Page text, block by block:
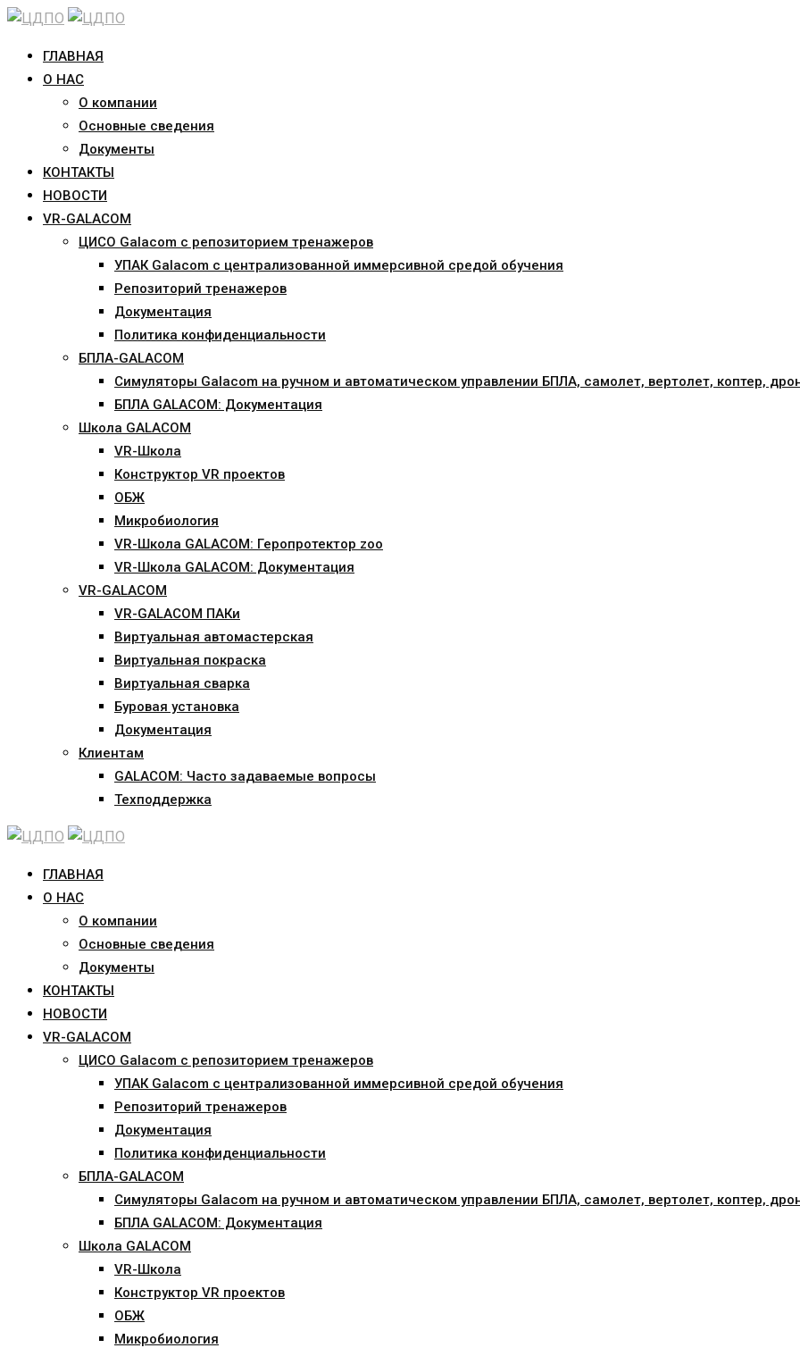
Skip
contentГЛАВНАЯ
О НАС
О компании
Основные сведения
Документы
КОНТАКТЫ
НОВОСТИ
VR-GALACOM
ЦИСО Galacom с репозиторием тренажеров
УПАК Galacom с централизованной иммерсивной средой обучения
Репозиторий тренажеров
Документация
Политика конфиденциальности
БПЛА-GALACOM
Симуляторы Galacom на ручном и автоматическом управлении БПЛА, самолет, вертолет, коптер,
БПЛА GALACOM: Документация
Школа GALACOM
VR-Школа
Конструктор VR проектов
ОБЖ
Микробиология
VR-Школа GALACOM: Геропротектор zoo
VR-Школа GALACOM: Документация
VR-GALACOM
VR-GALACOM ПАКи
Виртуальная автомастерская
Виртуальная покраска
Виртуальная сварка
Буровая установка
Документация
Клиентам
GALACOM: Часто задаваемые вопросы
Техподдержка
ГЛАВНАЯ
О НАС
О компании
Основные сведения
Документы
КОНТАКТЫ
НОВОСТИ
VR-GALACOM
ЦИСО Galacom с репозиторием тренажеров
УПАК Galacom с централизованной иммерсивной средой обучения
Репозиторий тренажеров
Документация
Политика конфиденциальности
БПЛА-GALACOM
Симуляторы Galacom на ручном и автоматическом управлении БПЛА, самолет, вертолет, коптер,
БПЛА GALACOM: Документация
Школа GALACOM
VR-Школа
Конструктор VR проектов
ОБЖ
Микробиология